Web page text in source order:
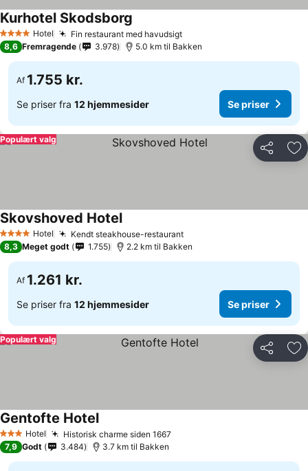
4 StjernerHotel Fin restaurant med havudsigt
Kurhotel Skodsborg
8,6 Fremragende 3.978 5.0 km til Bakken
Af 1.755 kr.
Se priser fra 12 hjemmesider Se priser
Del
Populært valg
4 StjernerHotel Kendt steakhouse-restaurant
Skovshoved Hotel
8,3 Meget godt 1.755 2.2 km til Bakken
Af 1.261 kr.
Se priser fra 12 hjemmesider Se priser
Del
Populært valg
3 StjernerHotel Historisk charme siden 1667
Gentofte Hotel
7,9 Godt 3.484 3.7 km til Bakken